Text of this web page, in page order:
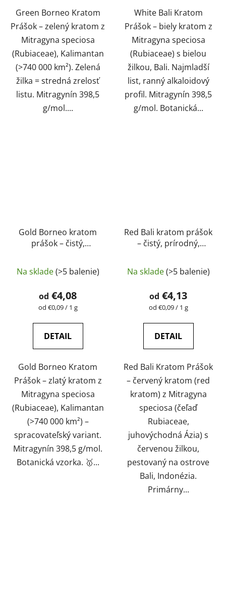
Green Borneo Kratom
Prášok – zelený kratom z
Mitragyna speciosa
(Rubiaceae), Kalimantan
(>740 000 km²). Zelená
žilka = stredná zrelosť
listu. Mitragynín 398,5
g/mol....
White Bali Kratom
Prášok – biely kratom z
Mitragyna speciosa
(Rubiaceae) s bielou
žilkou, Bali. Najmladší
list, ranný alkaloidový
profil. Mitragynín 398,5
g/mol. Botanická...
Gold Borneo kratom
prášok – čistý,
testovaný |
GreenGuru
Na sklade(>5 balenie)
od €4,08
Jednotková
od €0,09 / 1 g
DETAIL
Gold Borneo Kratom
Prášok – zlatý kratom z
Mitragyna speciosa
(Rubiaceae), Kalimantan
(>740 000 km²) –
spracovateľský variant.
Mitragynín 398,5 g/mol.
Botanická vzorka. 🥇...
Red Bali kratom prášok
– čistý, prírodný,
| GreenGuru
hodnotenie
produktu
je
z
Na sklade(>5 balenie)
od €4,13
Jednotková
od €0,09 / 1 g
DETAIL
Red Bali Kratom Prášok
– červený kratom (red
kratom) z Mitragyna
speciosa (čeľaď
Rubiaceae,
juhovýchodná Ázia) s
červenou žilkou,
pestovaný na ostrove
Bali, Indonézia.
Primárny...